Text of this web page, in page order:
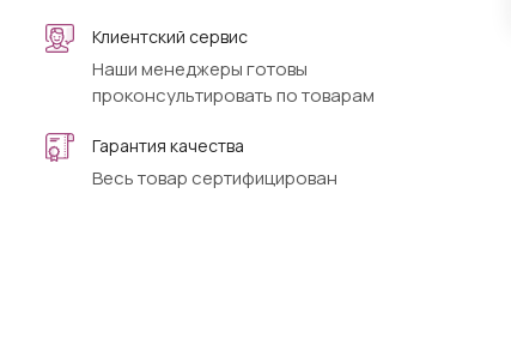
Клиентский сервис
Наши менеджеры готовы
проконсультировать по товарам
Гарантия качества
Весь товар сертифицирован